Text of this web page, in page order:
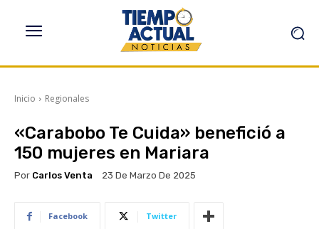
Inicio Regionales
«Carabobo Te Cuida» benefició a
150 mujeres en Mariara
Por Carlos Venta 23 De Marzo De 2025
Facebook Twitter